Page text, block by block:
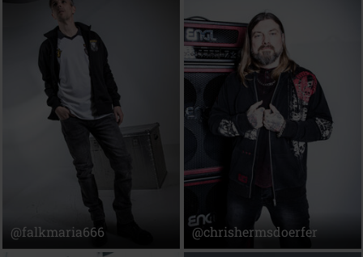
@falkmaria666 @chrishermsdoerfer